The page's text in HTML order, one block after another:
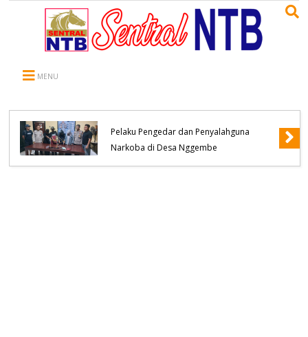
MENU
Pelaku Pengedar dan Penyalahguna
Narkoba di Desa Nggembe